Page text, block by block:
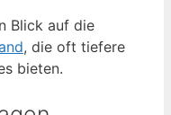
Blick auf die
, die oft tiefere
bieten.